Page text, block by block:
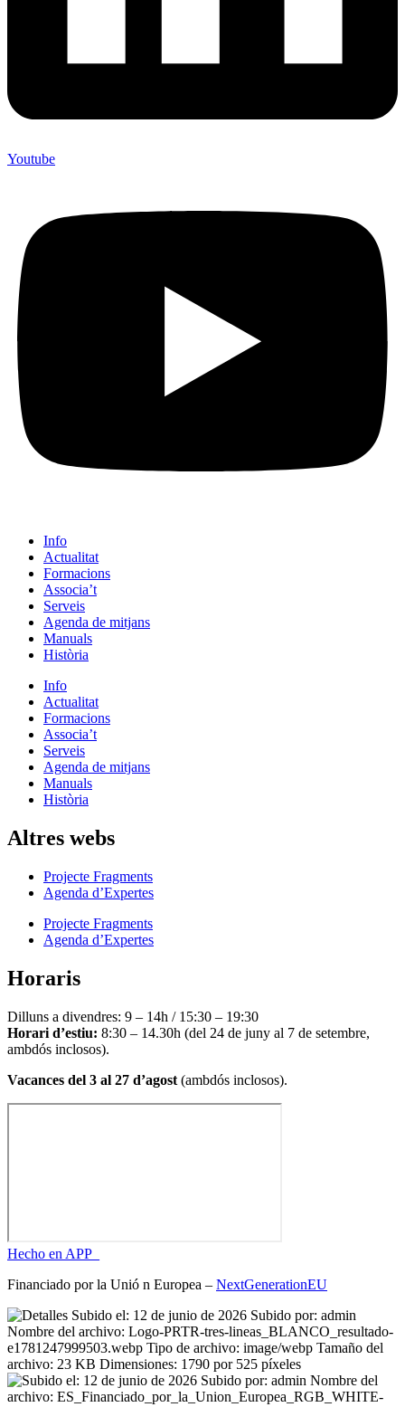
Youtube
Info
Actualitat
Formacions
Associa’t
Serveis
Agenda de mitjans
Manuals
Història
Info
Actualitat
Formacions
Associa’t
Serveis
Agenda de mitjans
Manuals
Història
Altres webs
Projecte Fragments
Agenda d’Expertes
Projecte Fragments
Agenda d’Expertes
Horaris
Dilluns a divendres: 9 – 14h / 15:30 – 19:30
Horari d’estiu: 8:30 – 14.30h (del 24 de juny al 7 de setembre,
ambdós inclosos).
Vacances del 3 al 27 d’agost (ambdós inclosos).
Hecho en APP_
Financiado por la Unió n Europea – NextGenerationEU